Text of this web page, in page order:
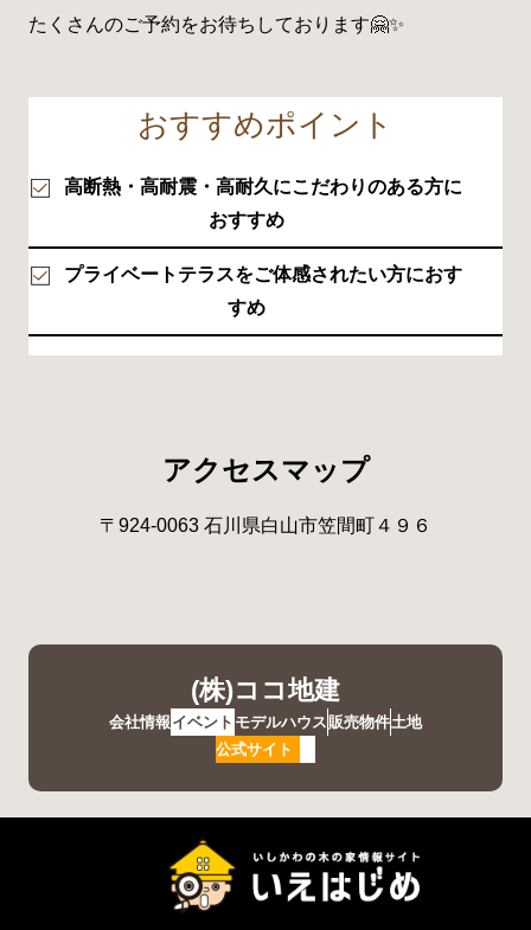
たくさんのご予約をお待ちしております🤗✨
おすすめポイント
高断熱・高耐震・高耐久にこだわりのある方に
おすすめ
プライベートテラスをご体感されたい方におす
すめ
アクセスマップ
〒924-0063 石川県白山市笠間町４９６
(株)ココ地建
会社情報 イベント モデルハウス 販売物件土地
公式サイト